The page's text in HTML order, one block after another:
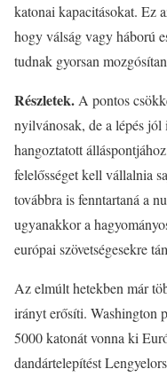
katonai kapacitásokat. Ez
hogy válság vagy háború
tudnak gyorsan
Részletek. A pontos
nyilvánosak, de a lépés
hangoztatott
felelősséget kell vállalnia
továbbra is fenntartaná a
ugyanakkor a
európai szövetségesekre
Az elmúlt hetekben már
irányt erősíti. Washington
5000 katonát vonna ki
dandártelepítést